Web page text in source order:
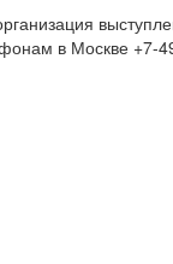
в Москве +7-